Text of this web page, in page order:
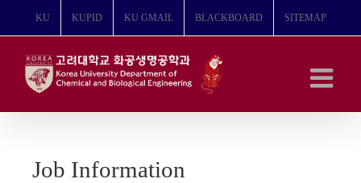
뛰
KU KUPID KU GMAIL BLACKBOARD SITEMAP
Job Information